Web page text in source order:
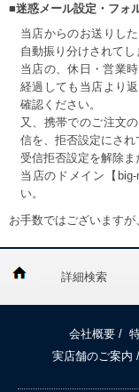
■迷惑メール設定・フォ
当店からのお送りし
自動振り分けされてし
当店の、休日・営業
経過しても当店より
確認ください。
又、携帯でのご注文
信を、拒否設定にされ
受信拒否設定を解除ま
当店のドメイン【
い。
お手数ではございますが
詳細検索
会社概要 /
実店舗のご案内 /